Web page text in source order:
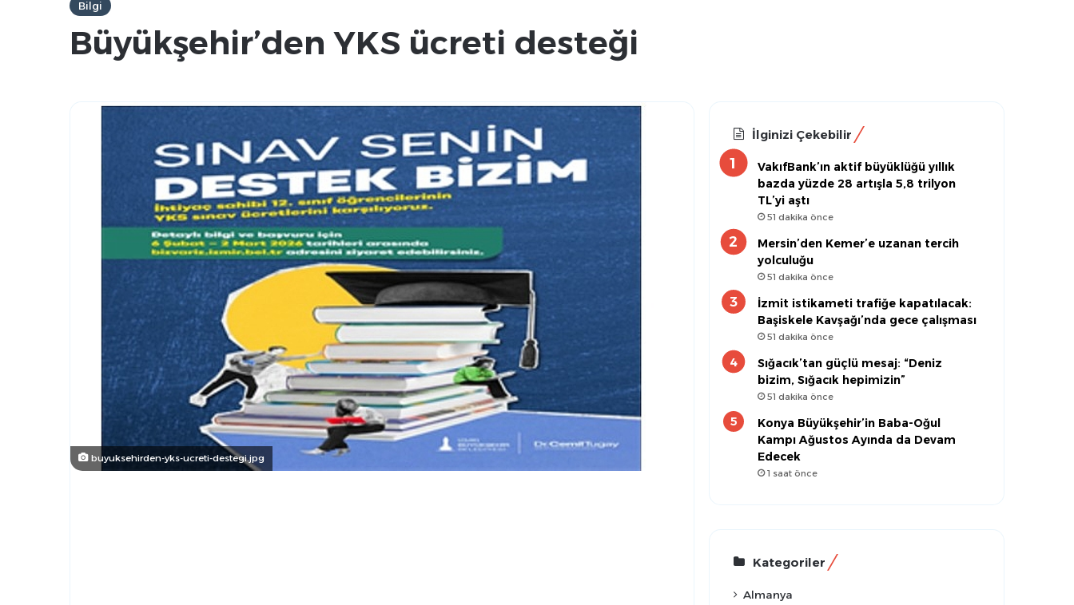
Bilgi
Büyükşehir’den YKS ücreti desteği
buyuksehirden-yks-ucreti-destegi.jpg
İlginizi Çekebilir
VakıfBank’ın aktif büyüklüğü yıllık
bazda yüzde 28 artışla 5,8 trilyon
TL’yi aştı
51 dakika önce
Mersin’den Kemer’e uzanan tercih
yolculuğu
51 dakika önce
İzmit istikameti trafiğe kapatılacak:
Başiskele Kavşağı’nda gece çalışması
51 dakika önce
Sığacık’tan güçlü mesaj: “Deniz
bizim, Sığacık hepimizin”
51 dakika önce
Konya Büyükşehir’in Baba-Oğul
Kampı Ağustos Ayında da Devam
Edecek
1 saat önce
Kategoriler
Almanya